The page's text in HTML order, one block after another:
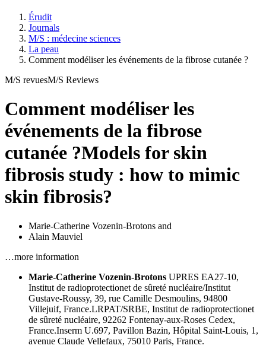
Érudit
Journals
M/S : médecine sciences
La peau
Comment modéliser les événements de la fibrose cutanée ?
M/S revuesM/S Reviews
Comment modéliser les
événements de la fibrose
cutanée ?Models for skin
fibrosis study : how to mimic
skin fibrosis?
Marie-Catherine Vozenin-Brotons and
Alain Mauviel
…more information
Marie-Catherine Vozenin-Brotons UPRES EA27-10,
Institut de radioprotectionet de sûreté nucléaire/Institut
Gustave-Roussy, 39, rue Camille Desmoulins, 94800
Villejuif, France.LRPAT/SRBE, Institut de radioprotectionet
de sûreté nucléaire, 92262 Fontenay-aux-Roses Cedex,
France.Inserm U.697, Pavillon Bazin, Hôpital Saint-Louis, 1,
avenue Claude Vellefaux, 75010 Paris, France.